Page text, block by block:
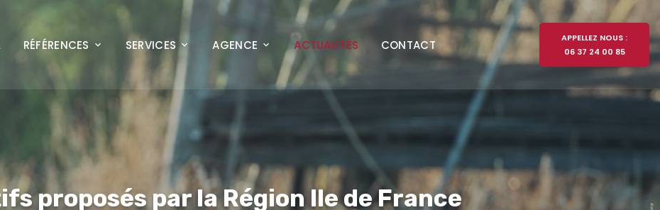
RÉFÉRENCES SERVICES AGENCE ACTUALITÉS CONTACT
APPELLEZ NOUS :
06 37 24 00 85
proposés par la Région Ile de France